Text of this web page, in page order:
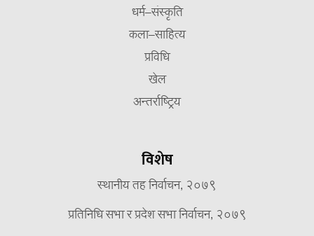
धर्म–संस्कृति
कला–साहित्य
प्रविधि
खेल
अन्तर्राष्ट्रिय
विशेष
स्थानीय तह निर्वाचन, २०७९
प्रतिनिधि सभा र प्रदेश सभा निर्वाचन, २०७९